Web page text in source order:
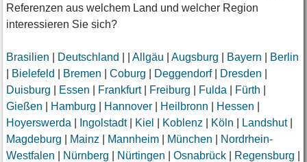
Referenzen aus welchem Land und welcher Region
interessieren Sie sich?
Brasilien Deutschland Allgäu Augsburg Bayern
Berlin
Bielefeld Bremen Coburg Deggendorf| Dresden
Duisburg
Essen Frankfurt| Freiburg Fulda Fürth
Gießen
Hamburg Hannover| Heilbronn Hessen
Hoyerswerda
Ingolstadt| Kiel Koblenz Köln Landshut|
Magdeburg
Mainz Mannheim| München
Nordrhein-
Westfalen
Nürnberg Nürtingen Osnabrück| Regensburg